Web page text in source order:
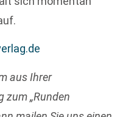
aus Ihrer
zum „Runden